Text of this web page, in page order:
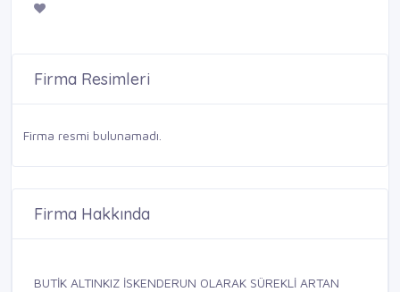
Firma Resimleri
Firma resmi bulunamadı.
Firma Hakkında
BUTİK ALTINKIZ İSKENDERUN OLARAK SÜREKLİ ARTAN